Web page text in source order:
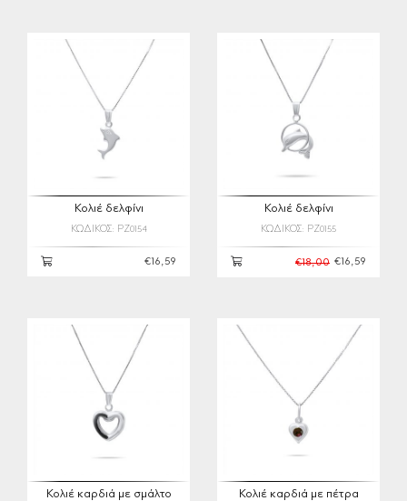
Κολιέ δελφίνι
ΚΩΔΙΚΟΣ: PZ0154
€16,59
Κολιέ δελφίνι
ΚΩΔΙΚΟΣ: PZ0155
€16,59
€18,00
Κολιέ καρδιά με σμάλτο
Κολιέ καρδιά με πέτρα